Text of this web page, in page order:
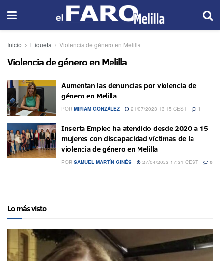
Inicio Etiqueta Violencia de género en Melilla
Violencia de género en Melilla
Aumentan las denuncias por violencia de
género en Melilla
POR MIRIAM GONZÁLEZ 21/07/2023 13:15 CEST 1
Inserta Empleo ha atendido desde 2020 a 15
mujeres con discapacidad víctimas de la
violencia de género en Melilla
POR SAMUEL MARTÍN GINÉS 27/04/2023 17:31 CEST 0
Lo más visto